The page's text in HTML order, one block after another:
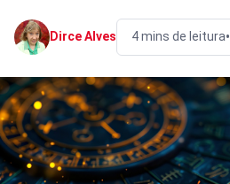
Dirce Alves 4 mins de leitura•